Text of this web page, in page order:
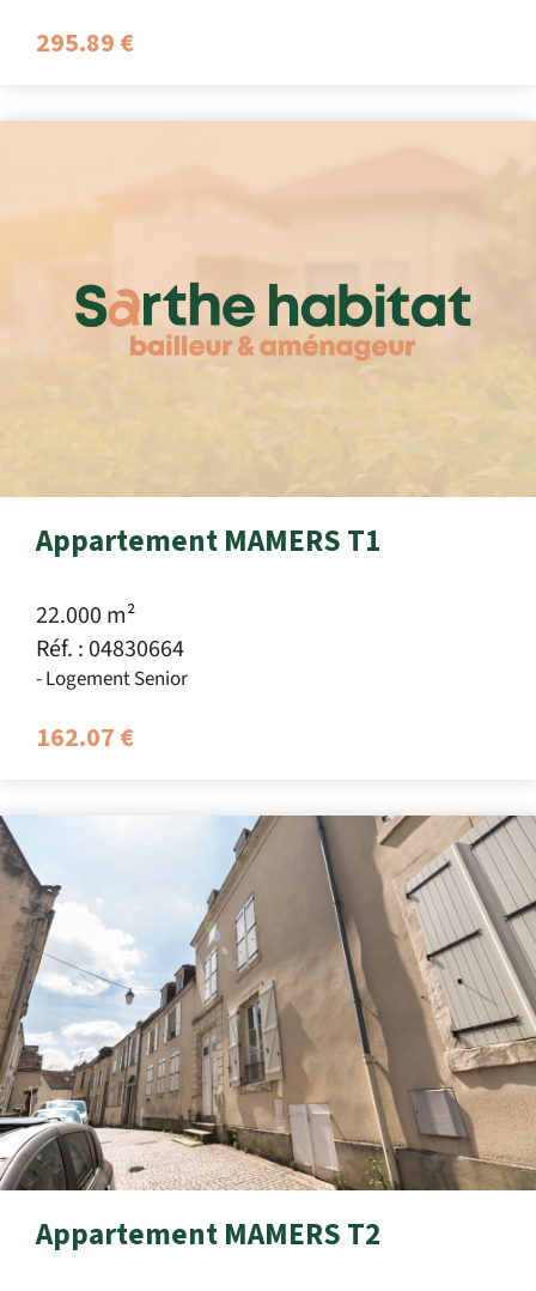
295.89 €
Appartement MAMERS T1
22.000 m²
Réf. : 04830664
- Logement Senior
162.07 €
Appartement MAMERS T2